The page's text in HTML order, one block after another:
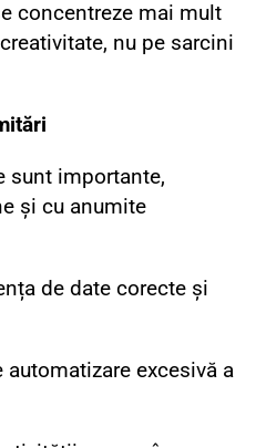
concentreze mai mult
nu pe sarcini
sunt importante,
și cu anumite
de date corecte și
excesivă a